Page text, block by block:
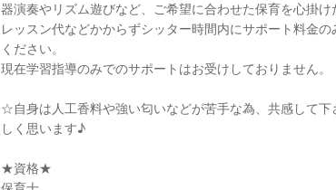
器演奏やリズム遊びなど、ご希望に合わせた保育を心掛け
レッスン代などかからずシッター時間内にサポート料金
ください。
現在学習指導のみでのサポートはお受けしておりません。
☆自身は人工香料や強い匂いなどが苦手な為、共感して
しく思います♪
★資格★